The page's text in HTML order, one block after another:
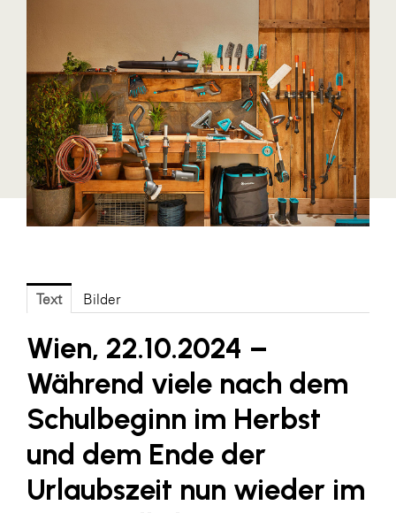
EY
FG UBIT Salzburg
foodaffairs
Fressnapf
FRoSTA
FV Energierohstoff & Kraftstoff
GBV - Verband gemeinnütziger
Getzner Werkstoffe
Heimat Österreich
ikp
Johnson & Johnson
JELD-WEN DANA
Text Bilder
Wien, 22.10.2024 –
Während viele nach dem
Schulbeginn im Herbst
und dem Ende der
Urlaubszeit nun wieder im